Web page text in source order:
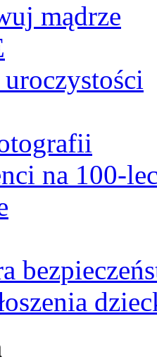
mądrze
na 100-